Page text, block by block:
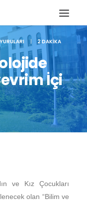
| 2 DAKIKA
İçi
ve Kız Çocukları
olan “Bilim ve